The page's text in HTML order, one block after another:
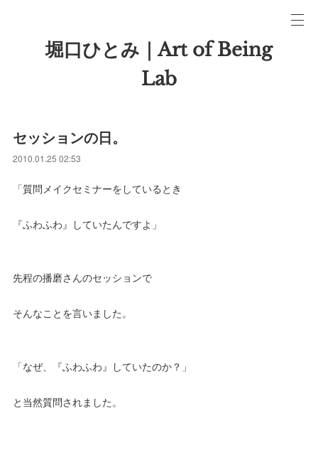
堀口ひとみ｜Art of Being
Lab
セッションの日。
2010.01.25 02:53
「質問メイクセミナーをしているとき
『ふわふわ』していたんですよ」
先程の播磨さんのセッションで
そんなことを言いました。
「なぜ、『ふわふわ』していたのか？」
と当然質問されました。